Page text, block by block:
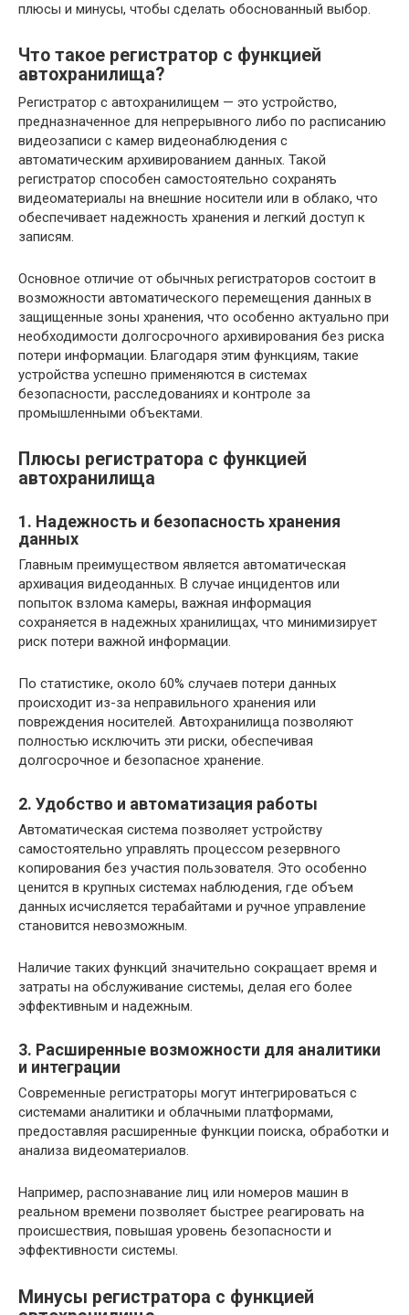
плюсы и минусы, чтобы сделать обоснованный выбор.
Что такое регистратор с функцией
автохранилища?
Регистратор с автохранилищем — это устройство,
предназначенное для непрерывного либо по расписанию
видеозаписи с камер видеонаблюдения с
автоматическим архивированием данных. Такой
регистратор способен самостоятельно сохранять
видеоматериалы на внешние носители или в облако, что
обеспечивает надежность хранения и легкий доступ к
записям.
Основное отличие от обычных регистраторов состоит в
возможности автоматического перемещения данных в
защищенные зоны хранения, что особенно актуально при
необходимости долгосрочного архивирования без риска
потери информации. Благодаря этим функциям, такие
устройства успешно применяются в системах
безопасности, расследованиях и контроле за
промышленными объектами.
Плюсы регистратора с функцией
автохранилища
1. Надежность и безопасность хранения
данных
Главным преимуществом является автоматическая
архивация видеоданных. В случае инцидентов или
попыток взлома камеры, важная информация
сохраняется в надежных хранилищах, что минимизирует
риск потери важной информации.
По статистике, около 60% случаев потери данных
происходит из-за неправильного хранения или
повреждения носителей. Автохранилища позволяют
полностью исключить эти риски, обеспечивая
долгосрочное и безопасное хранение.
2. Удобство и автоматизация работы
Автоматическая система позволяет устройству
самостоятельно управлять процессом резервного
копирования без участия пользователя. Это особенно
ценится в крупных системах наблюдения, где объем
данных исчисляется терабайтами и ручное управление
становится невозможным.
Наличие таких функций значительно сокращает время и
затраты на обслуживание системы, делая его более
эффективным и надежным.
3. Расширенные возможности для аналитики
и интеграции
Современные регистраторы могут интегрироваться с
системами аналитики и облачными платформами,
предоставляя расширенные функции поиска, обработки и
анализа видеоматериалов.
Например, распознавание лиц или номеров машин в
реальном времени позволяет быстрее реагировать на
происшествия, повышая уровень безопасности и
эффективности системы.
Минусы регистратора с функцией